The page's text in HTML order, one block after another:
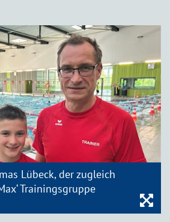
Lübeck, der zugleich
Trainingsgruppe